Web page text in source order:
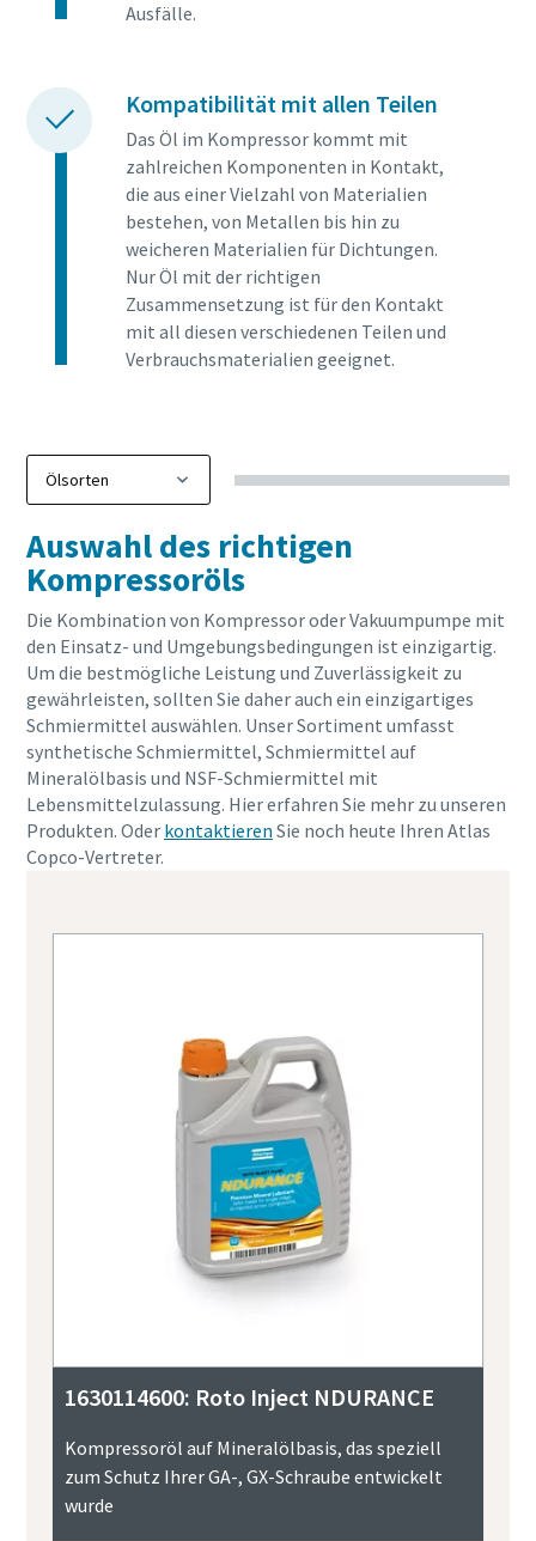
Ausfälle.
Kompatibilität mit allen Teilen
Das Öl im Kompressor kommt mit
zahlreichen Komponenten in Kontakt,
die aus einer Vielzahl von Materialien
bestehen, von Metallen bis hin zu
weicheren Materialien für Dichtungen.
Nur Öl mit der richtigen
Zusammensetzung ist für den Kontakt
mit all diesen verschiedenen Teilen und
Verbrauchsmaterialien geeignet.
Auswahl des richtigen
Kompressoröls
Die Kombination von Kompressor oder Vakuumpumpe mit
den Einsatz- und Umgebungsbedingungen ist einzigartig.
Um die bestmögliche Leistung und Zuverlässigkeit zu
gewährleisten, sollten Sie daher auch ein einzigartiges
Schmiermittel auswählen. Unser Sortiment umfasst
synthetische Schmiermittel, Schmiermittel auf
Mineralölbasis und NSF-Schmiermittel mit
Lebensmittelzulassung. Hier erfahren Sie mehr zu unseren
Produkten. Oder kontaktieren Sie noch heute Ihren Atlas
Copco-Vertreter.
1630114600: Roto Inject NDURANCE
Kompressoröl auf Mineralölbasis, das speziell
zum Schutz Ihrer GA-, GX-Schraube entwickelt
wurde